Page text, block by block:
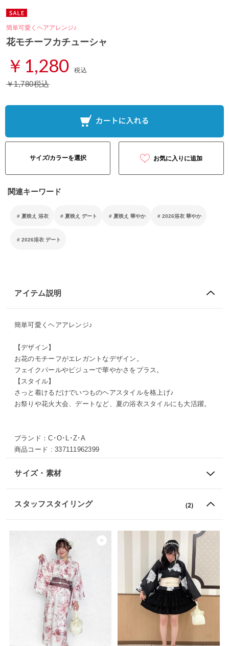
簡単可愛くヘアアレンジ♪
花モチーフカチューシャ
￥1,280 税込
￥1,780税込
サイズ/カラーを選択 お気に入りに追加
関連キーワード
夏映え 浴衣 夏映え デート 夏映え 華やか 2026浴衣 華やか
2026浴衣 デート
アイテム説明
簡単可愛くヘアアレンジ♪
【デザイン】
お花のモチーフがエレガントなデザイン。
フェイクパールやビジューで華やかさをプラス。
【スタイル】
さっと着けるだけでいつものヘアスタイルを格上げ♪
お祭りや花火大会、デートなど、夏の浴衣スタイルにも大活躍。
ブランド：C･O･L･Z･A
商品コード :337111962399
サイズ・素材
スタッフスタイリング (2)